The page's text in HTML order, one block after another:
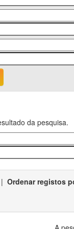
da pesquisa.
| Ordenar registos